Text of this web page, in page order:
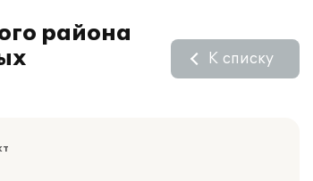
района
К списку